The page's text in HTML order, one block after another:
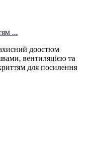
...
доостюм
вентиляцією та
для посилення